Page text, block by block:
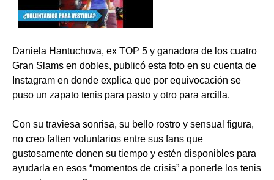
Daniela Hantuchova, ex TOP 5 y ganadora de los cuatro
Gran Slams en dobles, publicó esta foto en su cuenta de
Instagram en donde explica que por equivocación se
puso un zapato tenis para pasto y otro para arcilla.
Con su traviesa sonrisa, su bello rostro y sensual figura,
no creo falten voluntarios entre sus fans que
gustosamente donen su tiempo y estén disponibles para
ayudarla en esos “momentos de crisis” a ponerle los tenis